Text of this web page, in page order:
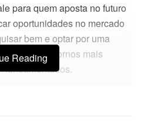
para quem aposta no futuro
oportunidades no mercado
bem e optar por uma
retornos mais
fundamentados.
Reading